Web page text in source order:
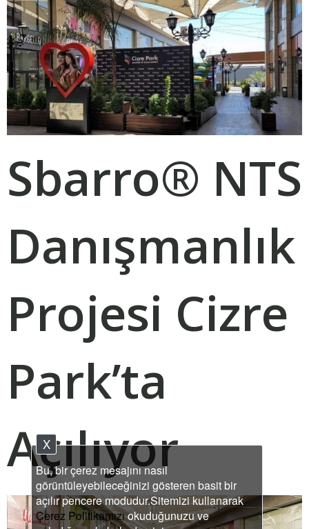
Sbarro® NTS
Danışmanlık
Projesi Cizre
Park’ta
Açılıyor
Bu, bir çerez mesajını nasıl
görüntüleyebileceğinizi gösteren basit bir
açılır pencere modudur.Sitemizi kullanarak
Çerez Politikamızıokuduğunuzu ve
X